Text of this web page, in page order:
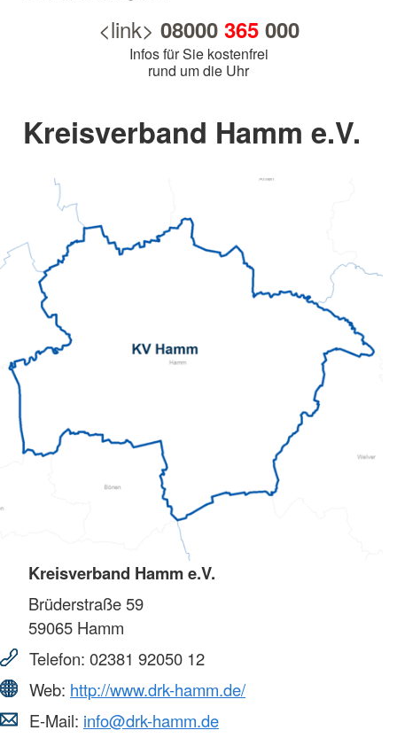
<link> 08000 365000
Infos für Sie kostenfrei
rund um die Uhr
Kreisverband Hamm e.V.
Kreisverband Hamm e.V.
Brüderstraße 59
59065 Hamm
Telefon: 02381 92050 12
Web: http://www.drk-hamm.de/
E-Mail: info@drk-hamm.de